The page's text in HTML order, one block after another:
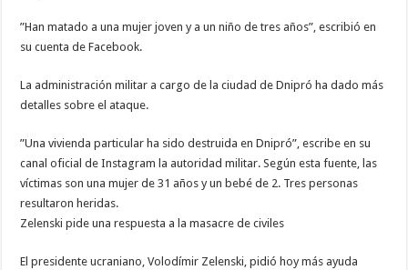
”Han matado a una mujer joven y a un niño de tres años”, escribió en
su cuenta de Facebook.
La administración militar a cargo de la ciudad de Dnipró ha dado más
detalles sobre el ataque.
”Una vivienda particular ha sido destruida en Dnipró”, escribe en su
canal oficial de Instagram la autoridad militar. Según esta fuente, las
víctimas son una mujer de 31 años y un bebé de 2. Tres personas
resultaron heridas.
Zelenski pide una respuesta a la masacre de civiles
El presidente ucraniano, Volodímir Zelenski, pidió hoy más ayuda